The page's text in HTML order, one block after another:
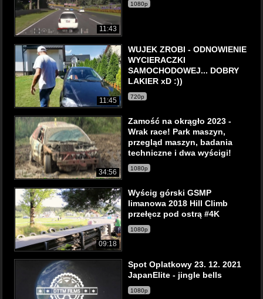
11:43
1080p
11:45
WUJEK ZROBI - ODNOWIENIE
WYCIERACZKI
SAMOCHODOWEJ... DOBRY
LAKIER xD :))
720p
34:56
Zamość na okrągło 2023 -
Wrak race! Park maszyn,
przegląd maszyn, badania
techniczne i dwa wyścigi!
1080p
09:18
Wyścig górski GSMP
limanowa 2018 Hill Climb
przełęcz pod ostrą #4K
1080p
Spot Oplatkowy 23. 12. 2021
JapanElite - jingle bells
1080p